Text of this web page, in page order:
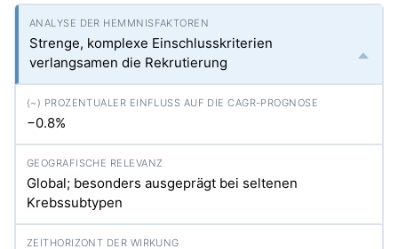
Strenge, komplexe Einschlusskriterien
verlangsamen die Rekrutierung
−0.8%
Global; besonders ausgeprägt bei seltenen
Krebssubtypen